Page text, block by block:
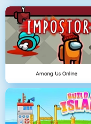
Among Us Online